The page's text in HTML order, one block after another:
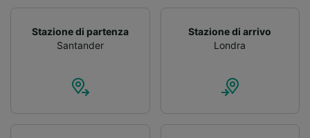
Stazione di partenza
Santander
Stazione di arrivo
Londra